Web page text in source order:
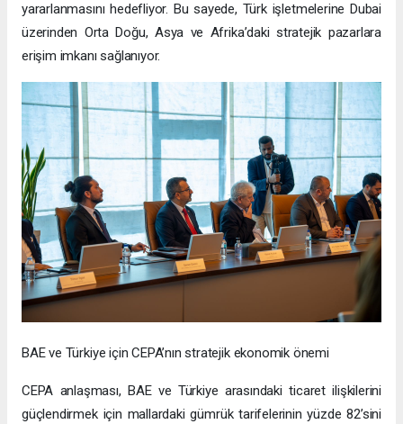
yararlanmasını hedefliyor. Bu sayede, Türk işletmelerine Dubai
üzerinden Orta Doğu, Asya ve Afrika’daki stratejik pazarlara
erişim imkanı sağlanıyor.
BAE ve Türkiye için CEPA’nın stratejik ekonomik önemi
CEPA anlaşması, BAE ve Türkiye arasındaki ticaret ilişkilerini
güçlendirmek için mallardaki gümrük tarifelerinin yüzde 82’sini